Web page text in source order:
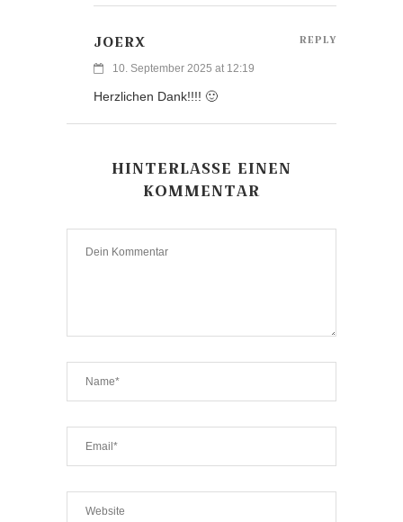
JOERX
10. September 2025 at 12:19
Herzlichen Dank!!!! 🙂
REPLY
HINTERLASSE EINEN
KOMMENTAR